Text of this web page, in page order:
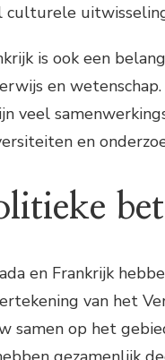
culturele
is ook een
en
veel
en
en Frankrijk
van het
samen op het